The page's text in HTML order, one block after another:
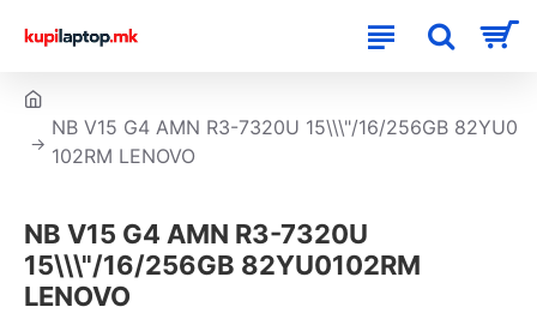
NB V15 G4 AMN R3-7320U 15\\\"/16/256GB 82YU0
102RM LENOVO
NB V15 G4 AMN R3-7320U
15\\\"/16/256GB 82YU0102RM
LENOVO